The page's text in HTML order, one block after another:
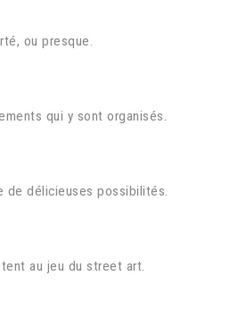
ou presque.
qui y sont organisés.
de délicieuses possibilités.
au jeu du street art.